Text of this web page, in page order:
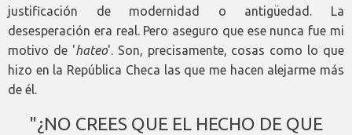
justificación de modernidad o antigüedad. La
desesperación era real. Pero aseguro que ese nunca fue mi
motivo de 'hateo'. Son, precisamente, cosas como lo que
hizo en la República Checa las que me hacen alejarme más
de él.
"¿NO CREES QUE EL HECHO DE QUE